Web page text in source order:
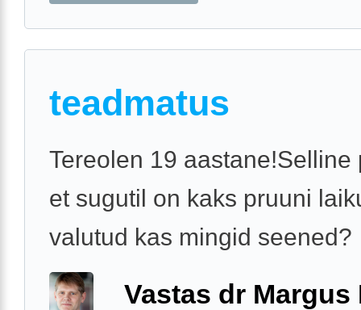
teadmatus
Tereolen 19 aastane!Selline
et sugutil on kaks pruuni
valutud kas mingid seened?
Vastas dr Margus